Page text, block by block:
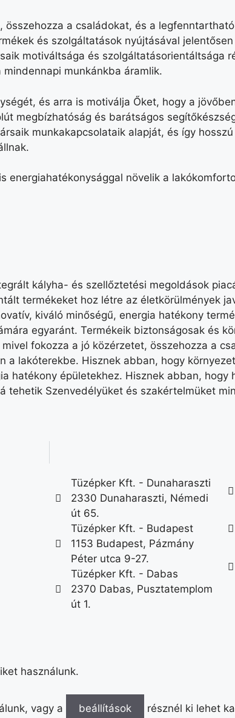
a családokat, és a
és szolgáltatások nyújtásával
motiváltsága és szolgáltatásorientáltsága
munkánkba áramlik.
és arra is motiválja Őket, hogy a
megbízhatóság és barátságos
munkakapcsolataik alapját, és így
energiahatékonysággal növelik a
kályha- és szellőztetési megoldások
termékeket hoz létre az életkörülmények
kiváló minőségű, energia hatékony
egyaránt. Termékeik biztonságosak és
fokozza a jó közérzetet, összehozza a
lakóterekbe. Hisznek abban, hogy
hatékony épületekhez. Hisznek abban, hogy
tehetik Szenvedélyüket és szakértelmüket
Tüzépker Kft. - Dunaharaszti
2330 Dunaharaszti, Némedi
út 65.
Tüzépker Kft. - Budapest
1153 Budapest, Pázmány
Péter utca 9-27.
Tüzépker Kft. - Dabas
2370 Dabas, Pusztatemplom
út 1.
használunk.
vagy a beállítások résznél ki lehet